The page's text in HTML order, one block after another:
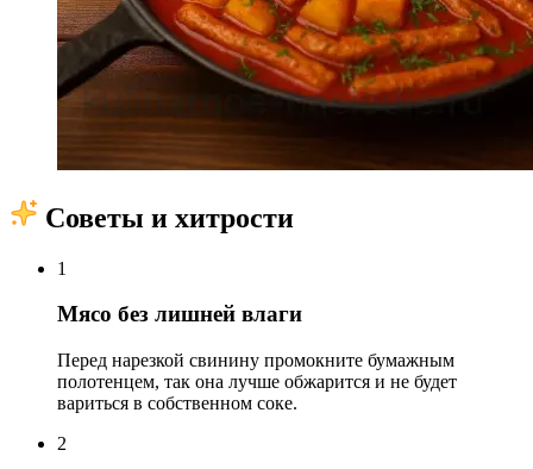
Советы и хитрости
1
Мясо без лишней влаги
Перед нарезкой свинину промокните бумажным
полотенцем, так она лучше обжарится и не будет
вариться в собственном соке.
2